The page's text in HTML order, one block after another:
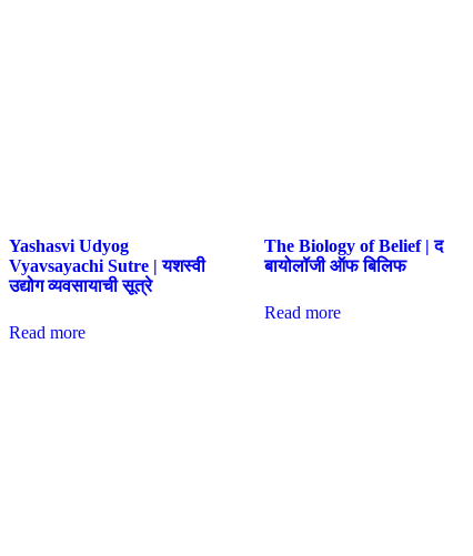
Yashasvi Udyog
Vyavsayachi Sutre | यशस्वी
उद्योग व्यवसायाची सूत्रे
Read more
The Biology of Belief | द
बायोलॉजी ऑफ बिलिफ
Read more